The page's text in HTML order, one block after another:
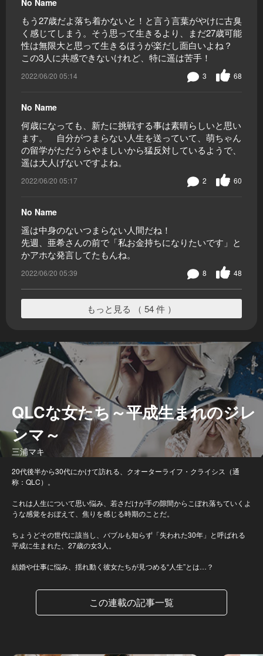
No Name
もう27歳だよ落ち着かないと！と言う言葉がやけに古臭
く感じてしまう。そう思って生きるより、まだ27歳可能
性は無限大と思って生きるほうが楽だし面白いよね？
この3人に共感できないけれど、特に遥は苦手！
2022/06/20 05:14 68
3
No Name
何歳になっても、新たに挑戦する事は素晴らしいと思い
ます。 自分がつまらない人生を送っていて、萌ちゃん
の留学がただうらやましいから猛反対しているようで、
遥は大人げないですよね。
2022/06/20 05:17 60
2
No Name
遥は中身のないつまらない人間だね！
先週、亜希さんの前で「私お金持ちになりたいです」と
かアホな発言してたもんね。
2022/06/20 05:39 48
8
もっと見る （ 54 件 ）
QLCな女たち～平成生まれのジレ
ンマ～
三浦マキ
20代後半から30代にかけて訪れる、クオーターライフ・クライシス（通
称：QLC）。
これは人生について思い悩み、若さだけが手の隙間からこぼれ落ちていくよ
うな感覚をおぼえて、焦りを感じる時期のことだ。
ちょうどその世代に該当し、バブルも知らず「失われた30年」と呼ばれる
平成に生まれた、27歳の女3人。
結婚や仕事に悩み、揺れ動く彼女たちが見つめる“人生”とは…？
この連載の記事一覧